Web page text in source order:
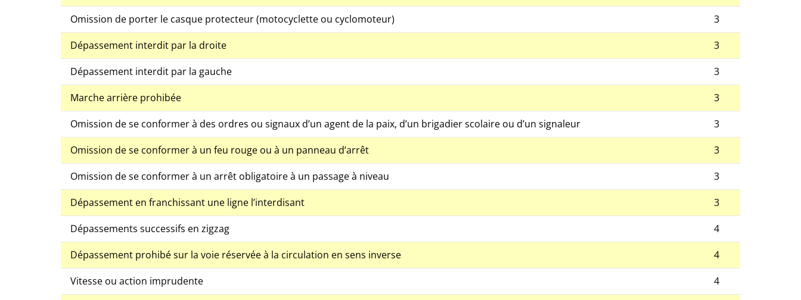
Omission de porter le casque protecteur (motocyclette ou cyclomoteur)
3
Dépassement interdit par la droite
3
Dépassement interdit par la gauche
3
Marche arrière prohibée
3
Omission de se conformer à des ordres ou signaux d’un agent de la paix, d’un brigadier scolaire ou d’un signaleur
3
Omission de se conformer à un feu rouge ou à un panneau d’arrêt
3
Omission de se conformer à un arrêt obligatoire à un passage à niveau
3
Dépassement en franchissant une ligne l’interdisant
3
Dépassements successifs en zigzag
4
Dépassement prohibé sur la voie réservée à la circulation en sens inverse
4
Vitesse ou action imprudente
4